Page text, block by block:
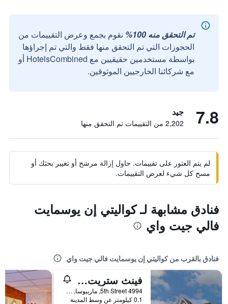
تم التحقق منه 100%
نقوم بجمع وعرض التقييمات من
الحجوزات التي تم التحقق منها فقط والتي تم إجراؤها
بواسطة مستخدمين حقيقيين مع HotelsCombined أو
مع شركائنا الخارجيين الموثوقين.
7.8 جيد
2,202 من التقييمات تم التحقق منها
لم يتم العثور على تقييمات. حاول إزالة مرشح أو تغيير بحثك أو
مسح كل شيء لعرض التقييمات.
فنادق مشابهة لـ كواليتي إن يوسمايت
فالي جيت واي
فنادق بالقرب من كواليتي إن يوسمايت فالي جيت واي
فينث ستريت إن
4994 5th Street, ماريبوسا, CA, الولايات المتحدة الأميريكية
0.1 كيلومتر عن وسط المدينة